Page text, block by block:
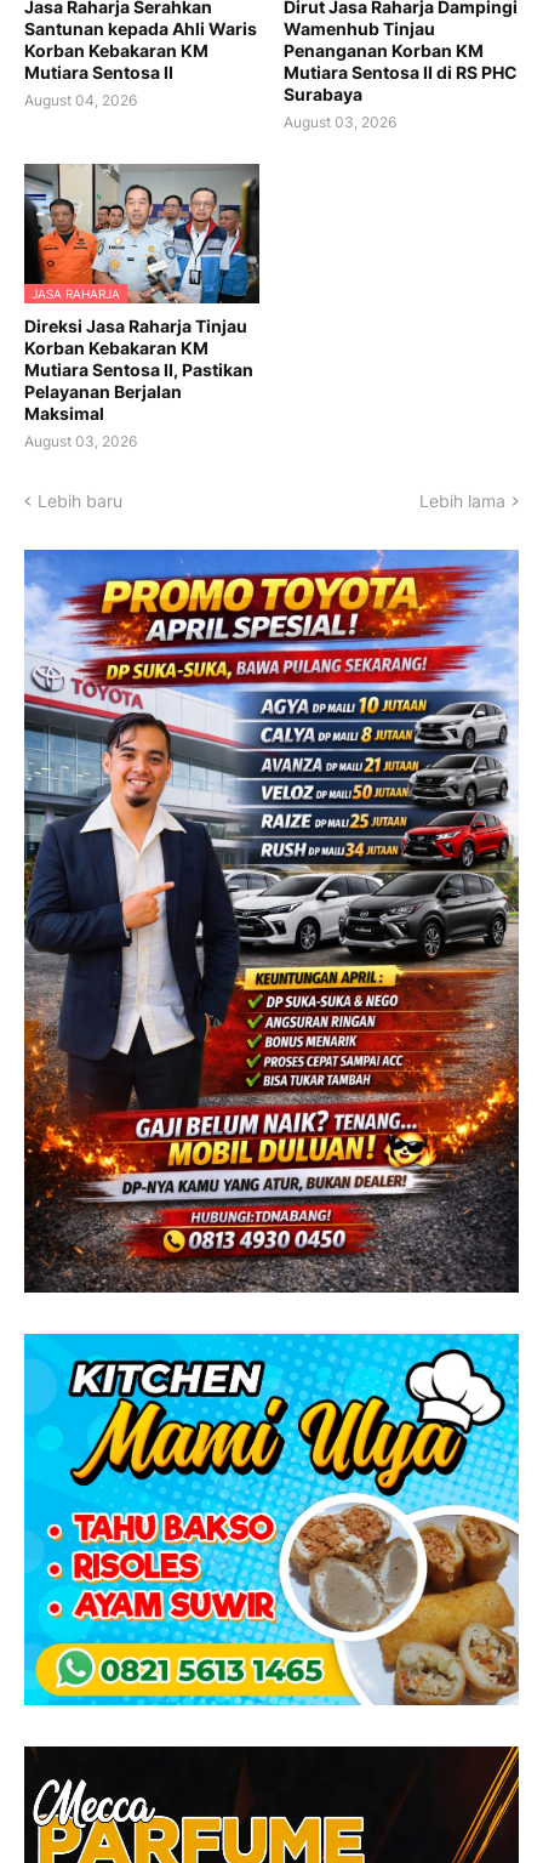
Jasa Raharja Serahkan
Santunan kepada Ahli Waris
Korban Kebakaran KM
Mutiara Sentosa II
August 04, 2026
Dirut Jasa Raharja Dampingi
Wamenhub Tinjau
Penanganan Korban KM
Mutiara Sentosa II di RS PHC
Surabaya
August 03, 2026
JASA RAHARJA
Direksi Jasa Raharja Tinjau
Korban Kebakaran KM
Mutiara Sentosa II, Pastikan
Pelayanan Berjalan
Maksimal
August 03, 2026
Lebih baru Lebih lama